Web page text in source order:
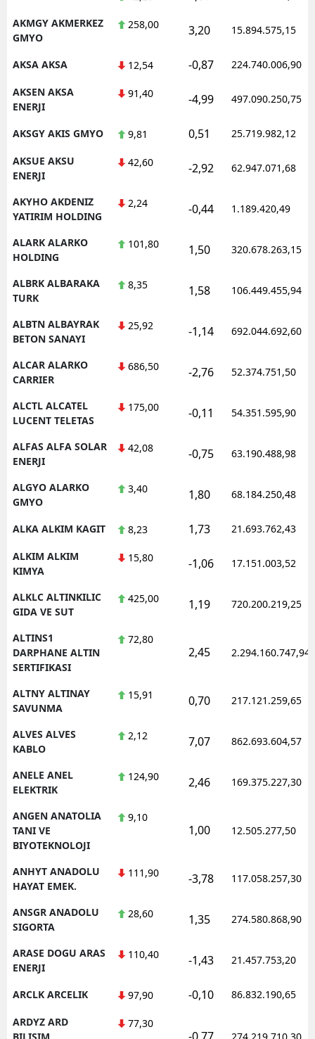
AKMGY AKMERKEZ
GMYO
258,00 3,20 15.894.575,15
AKSA AKSA 12,54 -0,87 224.740.006,90
AKSEN AKSA
ENERJI
91,40 -4,99 497.090.250,75
AKSGY AKIS GMYO 9,81 0,51 25.719.982,12
AKSUE AKSU
ENERJI
42,60 -2,92 62.947.071,68
AKYHO AKDENIZ
YATIRIM HOLDING
2,24 -0,44 1.189.420,49
ALARK ALARKO
HOLDING
101,80 1,50 320.678.263,15
ALBRK ALBARAKA
TURK
8,35 1,58 106.449.455,94
ALBTN ALBAYRAK
BETON SANAYI
25,92 -1,14 692.044.692,60
ALCAR ALARKO
CARRIER
686,50 -2,76 52.374.751,50
ALCTL ALCATEL
LUCENT TELETAS
175,00 -0,11 54.351.595,90
ALFAS ALFA SOLAR
ENERJI
42,08 -0,75 63.190.488,98
ALGYO ALARKO
GMYO
3,40 1,80 68.184.250,48
ALKA ALKIM KAGIT 8,23 1,73 21.693.762,43
ALKIM ALKIM
KIMYA
15,80 -1,06 17.151.003,52
ALKLC ALTINKILIC
GIDA VE SUT
425,00 1,19 720.200.219,25
ALTINS1
DARPHANE ALTIN
SERTIFIKASI
72,80
2,45 2.294.160.747,94
ALTNY ALTINAY
SAVUNMA
15,91 0,70 217.121.259,65
ALVES ALVES
KABLO
2,12 7,07 862.693.604,57
ANELE ANEL
ELEKTRIK
124,90 2,46 169.375.227,30
ANGEN ANATOLIA
TANI VE
BIYOTEKNOLOJI
9,10
1,00 12.505.277,50
ANHYT ANADOLU
HAYAT EMEK.
111,90 -3,78 117.058.257,30
ANSGR ANADOLU
SIGORTA
28,60 1,35 274.580.868,90
ARASE DOGU ARAS
ENERJI
110,40 -1,43 21.457.753,20
ARCLK ARCELIK 97,90 -0,10 86.832.190,65
ARDYZ ARD
BILISIM
77,30
-0,77 274.219.710,30